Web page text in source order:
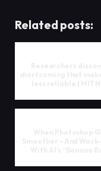
Related posts: